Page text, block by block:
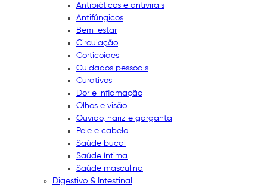
Antibióticos e antivirais
Antifúngicos
Bem-estar
Circulação
Corticoides
Cuidados pessoais
Curativos
Dor e inflamação
Olhos e visão
Ouvido, nariz e garganta
Pele e cabelo
Saúde bucal
Saúde íntima
Saúde masculina
Digestivo & Intestinal